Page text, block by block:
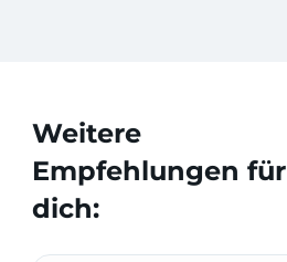
Weitere
Empfehlungen für
dich: